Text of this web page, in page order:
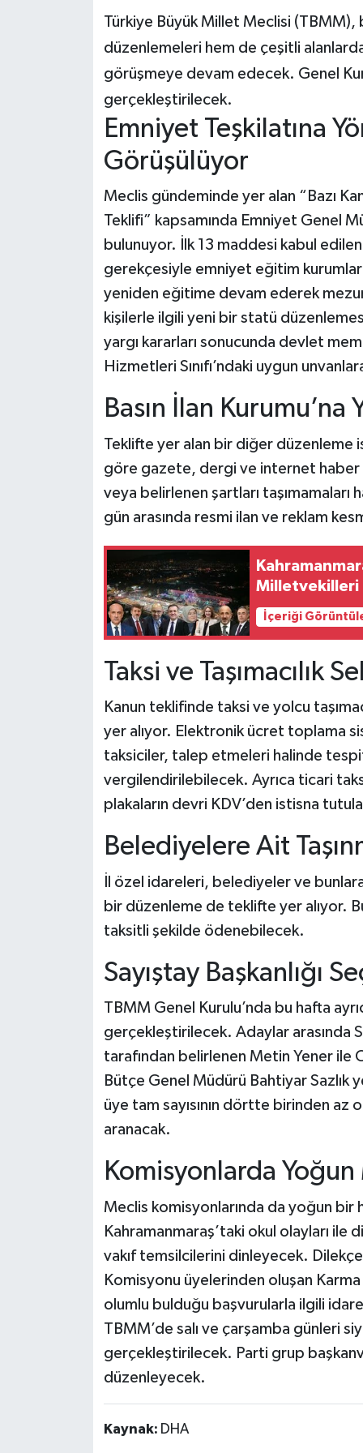
Türkiye Büyük Millet Meclisi (TBMM),
düzenlemeleri hem de çeşitli
görüşmeye devam edecek. Genel
gerçekleştirilecek.
Emniyet Teşkilatına
Görüşülüyor
Meclis gündeminde yer alan “Bazı
Teklifi” kapsamında Emniyet Genel
bulunuyor. İlk 13 maddesi kabul edilen
gerekçesiyle emniyet eğitim
yeniden eğitime devam ederek
kişilerle ilgili yeni bir statü
yargı kararları sonucunda devlet
Hizmetleri Sınıfı’ndaki uygun
Basın İlan Kurumu’na
Teklifte yer alan bir diğer düzenleme
göre gazete, dergi ve internet
veya belirlenen şartları
gün arasında resmi ilan ve reklam
Milletvekilleri
İçeriği
Taksi ve Taşımacılık
Kanun teklifinde taksi ve yolcu
yer alıyor. Elektronik ücret toplama
taksiciler, talep etmeleri halinde
vergilendirilebilecek. Ayrıca ticari
plakaların devri KDV’den istisna
Belediyelere Ait
İl özel idareleri, belediyeler ve
bir düzenleme de teklifte yer alıyor.
taksitli şekilde ödenebilecek.
Sayıştay Başkanlığı
TBMM Genel Kurulu’nda bu hafta
gerçekleştirilecek. Adaylar arasında
tarafından belirlenen Metin Yener ile
Bütçe Genel Müdürü Bahtiyar Sazlık
üye tam sayısının dörtte birinden az
aranacak.
Komisyonlarda Yoğun
Meclis komisyonlarında da yoğun bir
Kahramanmaraş’taki okul olayları ile
vakıf temsilcilerini dinleyecek.
Komisyonu üyelerinden oluşan
olumlu bulduğu başvurularla ilgili
TBMM’de salı ve çarşamba günleri
gerçekleştirilecek. Parti grup
düzenleyecek.
Kaynak: DHA
KAHRAMANMARAŞ